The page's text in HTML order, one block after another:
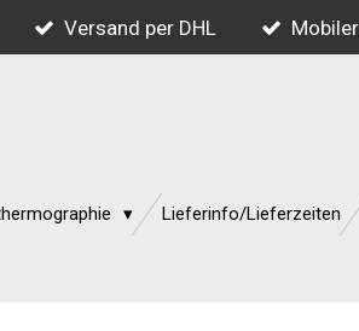
Versand per DHL
Lieferinfo/Lieferzeiten